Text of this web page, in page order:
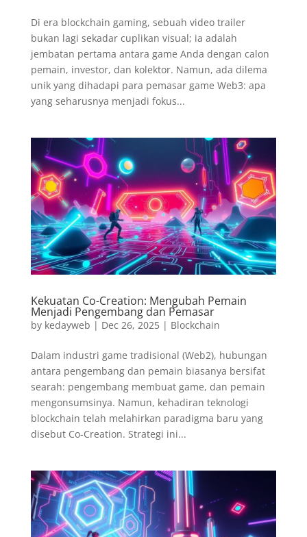
Di era blockchain gaming, sebuah video trailer
bukan lagi sekadar cuplikan visual; ia adalah
jembatan pertama antara game Anda dengan calon
pemain, investor, dan kolektor. Namun, ada dilema
unik yang dihadapi para pemasar game Web3: apa
yang seharusnya menjadi fokus...
Kekuatan Co-Creation: Mengubah Pemain
Menjadi Pengembang dan Pemasar
by kedayweb | Dec 26, 2025| Blockchain
Dalam industri game tradisional (Web2), hubungan
antara pengembang dan pemain biasanya bersifat
searah: pengembang membuat game, dan pemain
mengonsumsinya. Namun, kehadiran teknologi
blockchain telah melahirkan paradigma baru yang
disebut Co-Creation. Strategi ini...